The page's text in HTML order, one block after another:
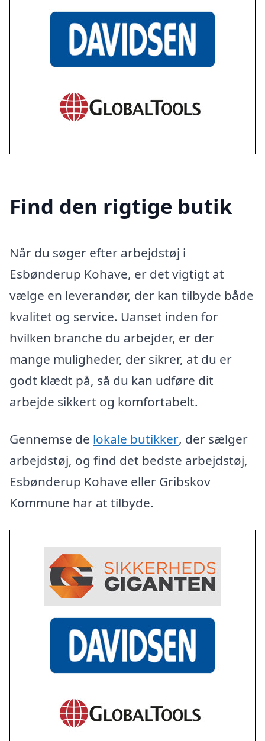
Find den rigtige butik
Når du søger efter arbejdstøj i
Esbønderup Kohave, er det vigtigt at
vælge en leverandør, der kan tilbyde både
kvalitet og service. Uanset inden for
hvilken branche du arbejder, er der
mange muligheder, der sikrer, at du er
godt klædt på, så du kan udføre dit
arbejde sikkert og komfortabelt.
Gennemse de lokale butikker, der sælger
arbejdstøj, og find det bedste arbejdstøj,
Esbønderup Kohave eller Gribskov
Kommune har at tilbyde.